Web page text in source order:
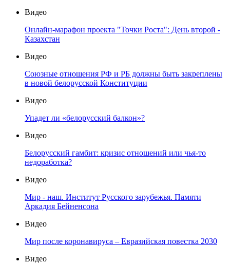
Видео
Онлайн-марафон проекта "Точки Роста": День второй -
Казахстан
Видео
Союзные отношения РФ и РБ должны быть закреплены
в новой белорусской Конституции
Видео
Упадет ли «белорусский балкон»?
Видео
Белорусский гамбит: кризис отношений или чья-то
недоработка?
Видео
Мир - наш. Институт Русского зарубежья. Памяти
Аркадия Бейненсона
Видео
Мир после коронавируса – Евразийская повестка 2030
Видео